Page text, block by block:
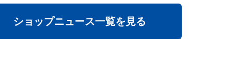
ショップニュース一覧を見る